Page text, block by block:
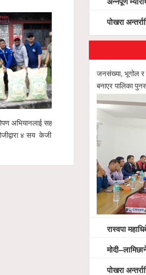
पोखरा उद्योग वाणिज्य संघको नेतृत्व दौड रोचक बन्दै,
चार उम्मेदवारको सम्भावना
पोखरा अन्तर्राष्ट्रिय विमानस्थलमा
जनसंख्या, भूगोल
बनाएर पालिका
रास्वपा
मोदी–लामिछाने ऐतिहासिक
पोखरा अन्तर्राष्ट्रिय विमानस्थलमा